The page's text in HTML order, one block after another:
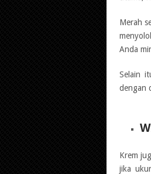
Merah
Anda
Selain
dengan
Krem
jika